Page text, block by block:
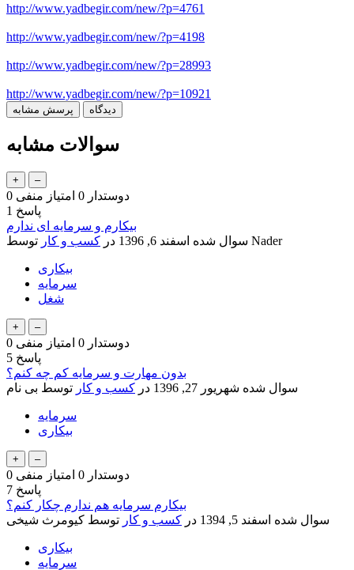
http://www.yadbegir.com/new/?p=4761
http://www.yadbegir.com/new/?p=4198
http://www.yadbegir.com/new/?p=28993
http://www.yadbegir.com/new/?p=10921
سوالات مشابه
0 دوستدار 0 امتیاز منفی
1 پاسخ
بیکارم و سرمایه ای ندارم
سوال شده اسفند 6, 1396 در کسب و کار Nader
بیکاری
سرمایه
شغل
0 دوستدار 0 امتیاز منفی
5 پاسخ
بدون مهارت و سرمایه کم چه کنم؟
سوال شده شهریور 27, 1396 در کسب و کار توسط بی نام
سرمایه
بیکاری
0 دوستدار 0 امتیاز منفی
7 پاسخ
بیکارم سرمایه هم ندارم چکار کنم؟
سوال شده اسفند 5, 1394 در کسب و کار توسط کیومرث شیخی
بیکاری
سرمایه